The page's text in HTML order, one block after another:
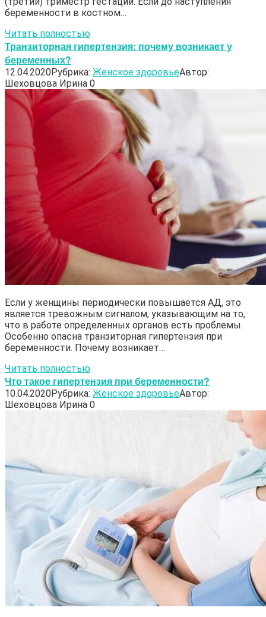
беременности в костном…
Читать полностью
Транзиторная гипертензия: почему возникает у
беременных?
12.04.2020Рубрика: Женское здоровьеАвтор:
Шеховцова Ирина 0
Если у женщины периодически повышается АД, это
является тревожным сигналом, указывающим на то,
что в работе определенных органов есть проблемы.
Особенно опасна транзиторная гипертензия при
беременности. Почему возникает…
Читать полностью
Что такое гипертензия при беременности?
10.04.2020Рубрика: Женское здоровьеАвтор:
Шеховцова Ирина 0